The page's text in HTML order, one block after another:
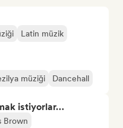
Latin müzik
müziği Dancehall
istiyorlar…
Brown